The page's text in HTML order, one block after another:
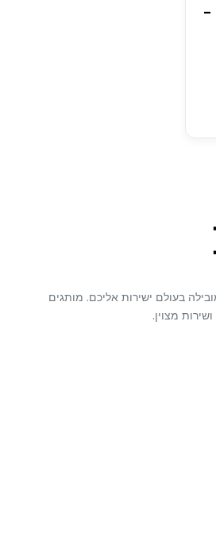
-
בעולם ישירות אליכם. מותגים
מצוין.